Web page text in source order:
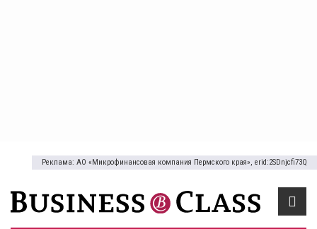
Реклама: АО «Микрофинансовая компания Пермского края», erid:2SDnjcfi73Q